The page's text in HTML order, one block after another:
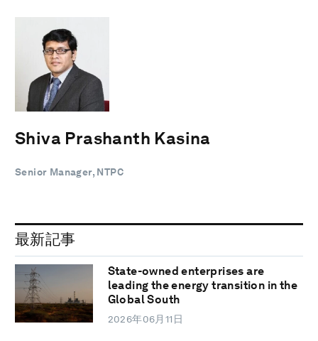
Shiva Prashanth Kasina
Senior Manager, NTPC
最新記事
State-owned enterprises are
leading the energy transition in the
Global South
2026年06月11日